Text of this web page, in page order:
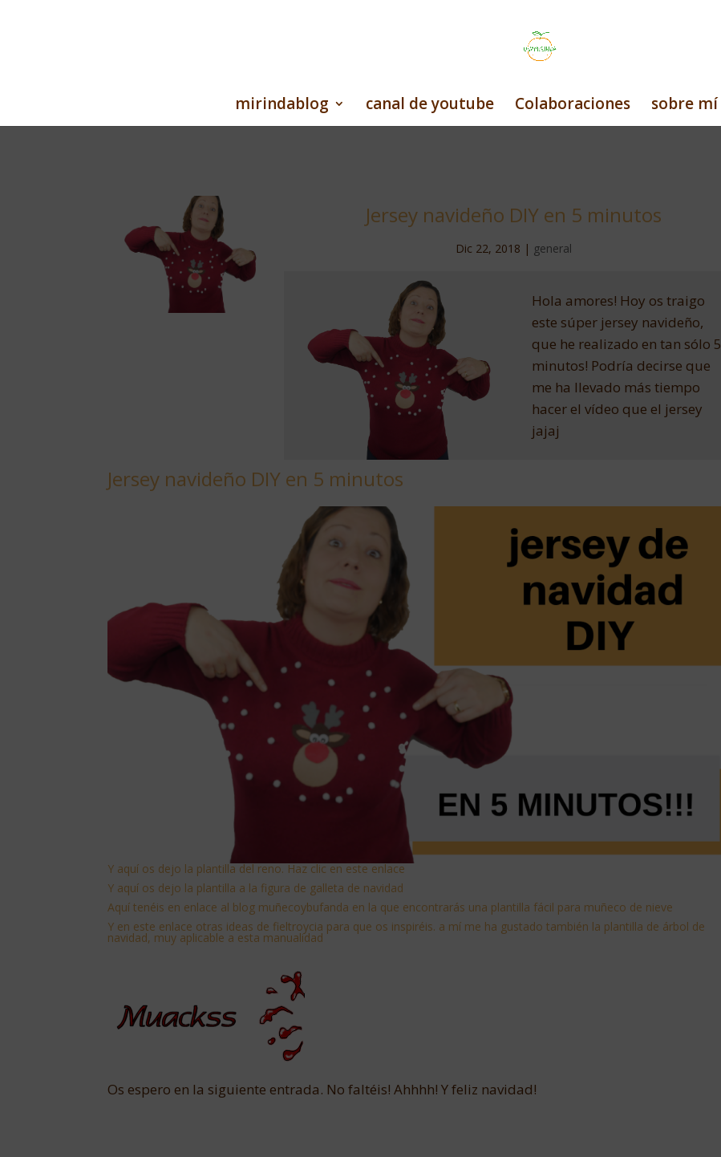
mirindablog canal de youtube Colaboraciones sobre mí
Jersey navideño DIY en 5 minutos
Dic 22, 2018 | general
Hola amores! Hoy os traigo
este súper jersey navideño,
que he realizado en tan sólo 5
minutos! Podría decirse que
me ha llevado más tiempo
hacer el vídeo que el jersey
jajaj
Jersey navideño DIY en 5 minutos
Y aquí os dejo la plantilla del reno. Haz clic en este enlace
Y aquí os dejo la plantilla a la figura de galleta de navidad
Aquí tenéis en enlace al blog muñecoybufanda en la que encontrarás una plantilla fácil para muñeco de nieve
Y en este enlace otras ideas de fieltroycia para que os inspiréis. a mí me ha gustado también la plantilla de árbol de
navidad, muy aplicable a esta manualidad
Os espero en la siguiente entrada. No faltéis! Ahhhh! Y feliz navidad!